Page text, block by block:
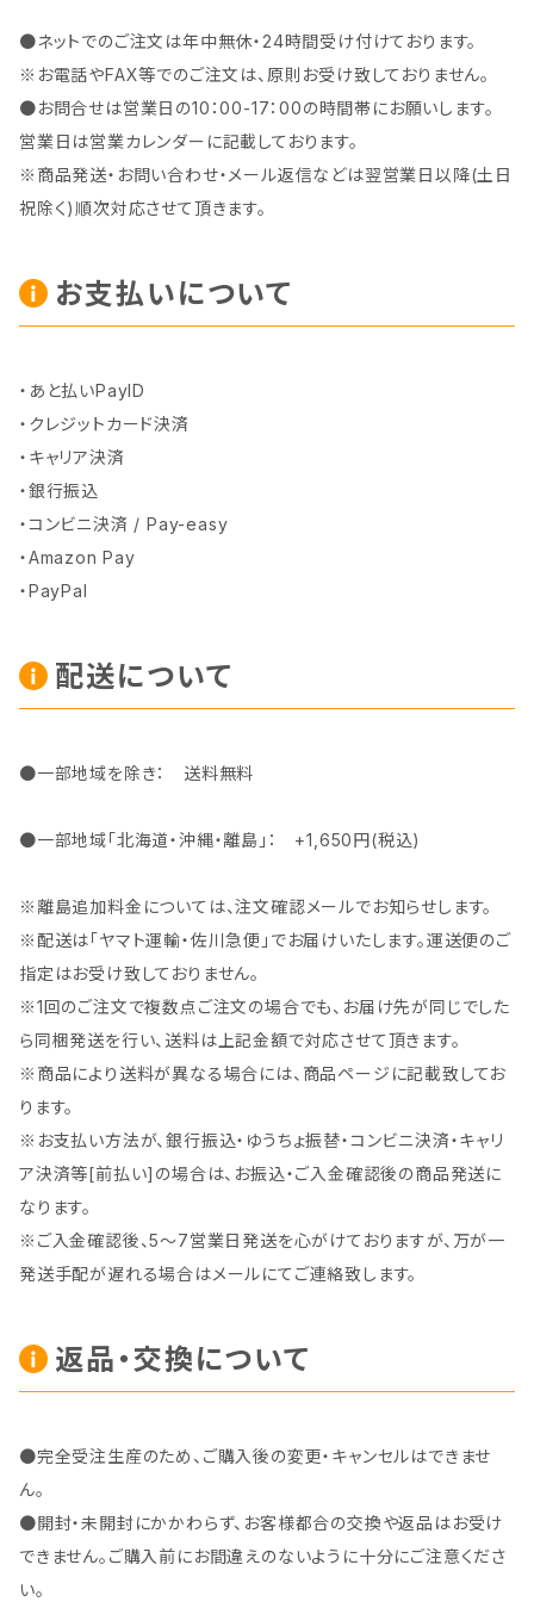
●ネットでのご注文は年中無休・24時間受け付けております。
※お電話やFAX等でのご注文は、原則お受け致しておりません。
●お問合せは営業日の10：00-17：00の時間帯にお願いします。
営業日は営業カレンダーに記載しております。
※商品発送・お問い合わせ・メール返信などは翌営業日以降(土日
祝除く)順次対応させて頂きます。
お支払いについて
・あと払いPayID
・クレジットカード決済
・キャリア決済
・銀行振込
・コンビニ決済 / Pay-easy
・Amazon Pay
・PayPal
配送について
●一部地域を除き： 送料無料
●一部地域「北海道・沖縄・離島」： +1,650円(税込)
※離島追加料金については、注文確認メールでお知らせします。
※配送は「ヤマト運輸・佐川急便」でお届けいたします。運送便のご
指定はお受け致しておりません。
※1回のご注文で複数点ご注文の場合でも、お届け先が同じでした
ら同梱発送を行い、送料は上記金額で対応させて頂きます。
※商品により送料が異なる場合には、商品ページに記載致してお
ります。
※お支払い方法が、銀行振込・ゆうちょ振替・コンビニ決済・キャリ
ア決済等[前払い]の場合は、お振込・ご入金確認後の商品発送に
なります。
※ご入金確認後、5～7営業日発送を心がけておりますが、万が一
発送手配が遅れる場合はメールにてご連絡致します。
返品・交換について
●完全受注生産のため、ご購入後の変更・キャンセルはできませ
ん。
●開封・未開封にかかわらず、お客様都合の交換や返品はお受け
できません。ご購入前にお間違えのないように十分にご注意くださ
い。